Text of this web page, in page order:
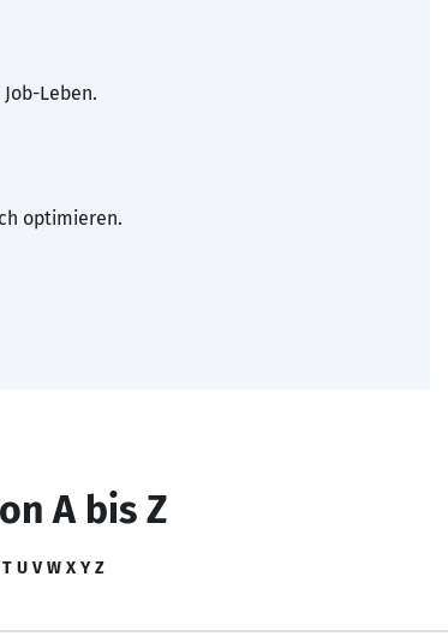
Leben.
optimieren.
A bis Z
T U V W X Y Z